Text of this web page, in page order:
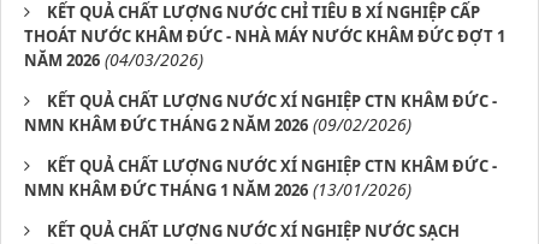
KẾT QUẢ CHẤT LƯỢNG NƯỚC CHỈ TIÊU B XÍ NGHIỆP CẤP
THOÁT NƯỚC KHÂM ĐỨC - NHÀ MÁY NƯỚC KHÂM ĐỨC ĐỢT 1
NĂM 2026 (04/03/2026)
KẾT QUẢ CHẤT LƯỢNG NƯỚC XÍ NGHIỆP CTN KHÂM ĐỨC -
NMN KHÂM ĐỨC THÁNG 2 NĂM 2026 (09/02/2026)
KẾT QUẢ CHẤT LƯỢNG NƯỚC XÍ NGHIỆP CTN KHÂM ĐỨC -
NMN KHÂM ĐỨC THÁNG 1 NĂM 2026 (13/01/2026)
KẾT QUẢ CHẤT LƯỢNG NƯỚC XÍ NGHIỆP NƯỚC SẠCH